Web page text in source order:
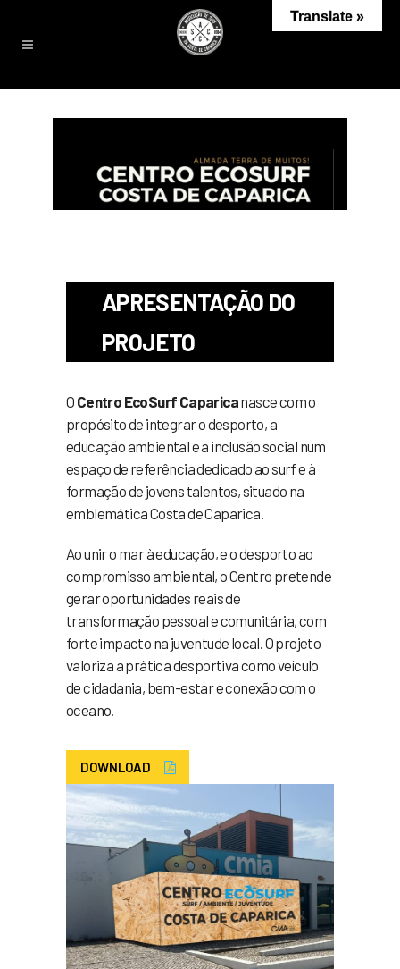
APRESENTAÇÃO DO
PROJETO
O Centro EcoSurf Caparicanasce com o
propósito de integrar o desporto, a
educação ambiental e a inclusão social num
espaço de referência dedicado ao surf e à
formação de jovens talentos, situado na
emblemática Costa de Caparica.
Ao unir o mar à educação, e o desporto ao
compromisso ambiental, o Centro pretende
gerar oportunidades reais de
transformação pessoal e comunitária, com
forte impacto na juventude local. O projeto
valoriza a prática desportiva como veículo
de cidadania, bem-estar e conexão com o
oceano.
DOWNLOAD
Translate »